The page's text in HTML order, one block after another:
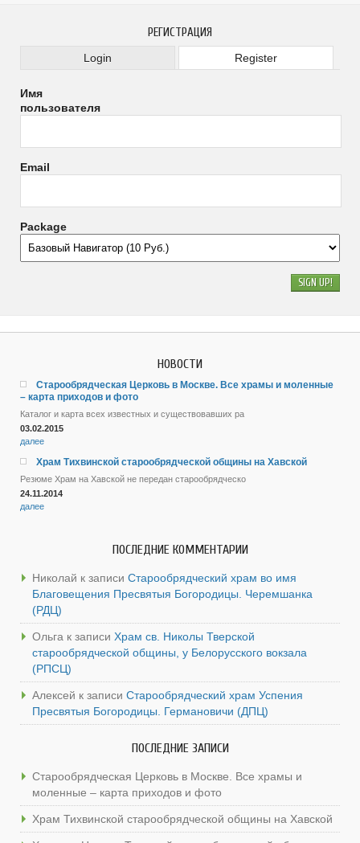
РЕГИСТРАЦИЯ
Login Register
Имя
пользователя
Email
Package
НОВОСТИ
Старообрядческая Церковь в Москве. Все храмы и моленные
– карта приходов и фото
Каталог и карта всех известных и существовавших ра
03.02.2015
далее
Храм Тихвинской старообрядческой общины на Хавской
Резюме Храм на Хавской не передан старообрядческо
24.11.2014
далее
ПОСЛЕДНИЕ КОММЕНТАРИИ
Николай к записи Старообрядческий храм во имя
Благовещения Пресвятыя Богородицы. Черемшанка
(РДЦ)
Ольга к записи Храм св. Николы Тверской
старообрядческой общины, у Белорусского вокзала
(РПСЦ)
Алексей к записи Старообрядческий храм Успения
Пресвятыя Богородицы. Германовичи (ДПЦ)
ПОСЛЕДНИЕ ЗАПИСИ
Старообрядческая Церковь в Москве. Все храмы и
моленные – карта приходов и фото
Храм Тихвинской старообрядческой общины на Хавской